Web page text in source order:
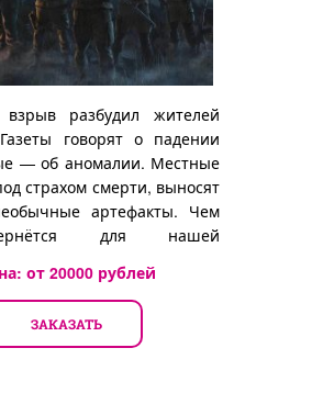
разбудил жителей
говорят о падении
— об аномалии. Местные
страхом смерти, выносят
артефакты. Чем
для нашей
от 20000рублей
ЗАКАЗАТЬ